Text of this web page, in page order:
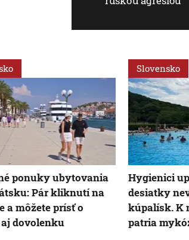
ponuky ubytovania
Pár kliknutí na
a môžete prísť o
dovolenku
Slovensko
Hygienici
desiatky
kúpalísk. K
patria